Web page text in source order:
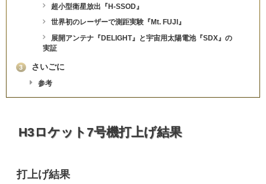
超小型衛星放出『H-SSOD』
世界初のレーザーで測距実験『Mt. FUJI』
展開アンテナ『DELIGHT』と宇宙用太陽電池『SDX』の
実証
3 さいごに
参考
H3ロケット7号機打上げ結果
打上げ結果